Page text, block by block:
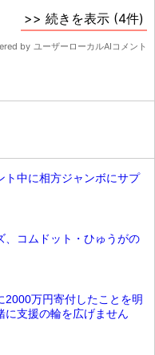
ト中に相方ジャンボにサプ
、コムドット・ひゅうがの
2000万円寄付したことを明
に支援の輪を広げません